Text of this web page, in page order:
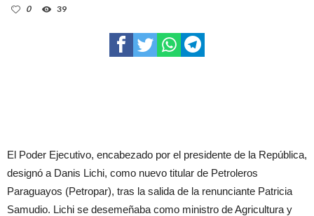
0
39
El Poder Ejecutivo, encabezado por el presidente de la República,
designó a Danis Lichi, como nuevo titular de Petroleros
Paraguayos (Petropar), tras la salida de la renunciante Patricia
Samudio. Lichi se desemeñaba como ministro de Agricultura y